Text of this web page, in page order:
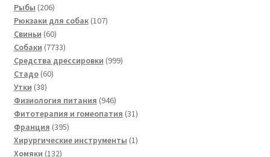
Рыбы 206206
товаров
Рюкзаки для собак 107107
Свиньи 6060
товаров
Собаки 77337733
товара
Средства дрессировки 999999
Стадо 6060
Утки 3838
товаров
Физиология питания 946946
товаров
Фитотерапия и гомеопатия 3131
Франция 395395
товаров
Хирургические инструменты 11
Хомяки 132132